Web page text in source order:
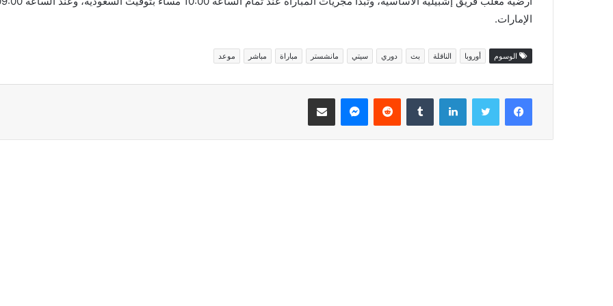
الإمارات.
الوسوم أوروبا الناقلة بث دوري سيتي مانشستر مباراة مباشر موعد
فيسبوك تويتر لينكدإن ماسنجر مشاركة عبر البريد